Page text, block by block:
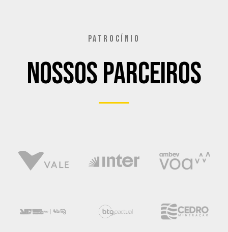
PATROCÍNIO
Nossos Parceiros